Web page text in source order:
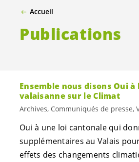
Accueil
Publications
Ensemble nous disons Oui à
valaisanne sur le Climat
Archives, Communiqués de presse,
Oui à une loi cantonale qui
supplémentaires au Valais
effets des changements